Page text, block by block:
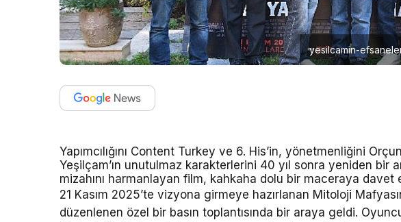
yesilcamin-
Yapımcılığını Content Turkey ve 6. His’in, yönetmenliğini
Yeşilçam’ın unutulmaz karakterlerini 40 yıl sonra yeniden
mizahını harmanlayan film, kahkaha dolu bir maceraya davet
21 Kasım 2025’te vizyona girmeye hazırlanan Mitoloji
düzenlenen özel bir basın toplantısında bir araya geldi.